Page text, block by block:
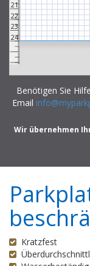
21
22
23
24
Benötigen Sie
Email
Wir übernehmen
Kratzfest